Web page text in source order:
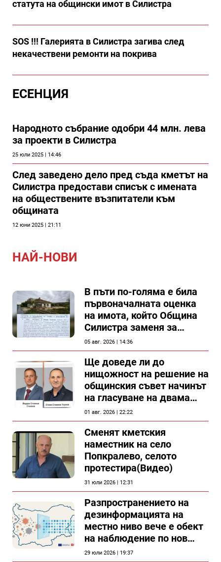
статута на общински имот в Силистра
SOS !!! Галерията в Силистра загива след
некачествени ремонти на покрива
ЕСЕНЦИЯ
Народното събрание одобри 44 млн. лева
за проекти в Силистра
25 юли 2025 | 14:46
След заведено дело пред съда кметът на
Силистра предостави списък с имената
на обществените възпитатели към
общината
12 юни 2025 | 21:11
НАЙ-НОВИ
В пъти по-голяма е била
първоначалната оценка
на имота, който Община
Силистра заменя за
спирка, показват
документи
05 авг. 2026 | 14:36
Ще доведе ли до
нищожност на решение на
общинския съвет начинът
на гласуване на двама
съветници в Силистра?
01 авг. 2026 | 22:22
Сменят кметския
наместник на село
Попкралево, селото
протестира(Видео)
31 юли 2026 | 12:31
Разпространението на
дезинформацията на
местно ниво вече е обект
на наблюдение по нов
проект
29 юли 2026 | 19:37